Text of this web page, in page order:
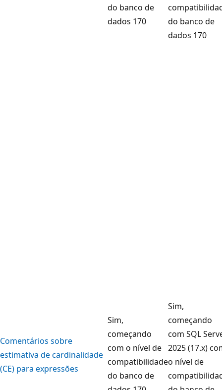
do banco de
dados 170
do banco de
dados 170
Comentários sobre
estimativa de cardinalidade
(CE) para expressões
Sim,
começando
com o nível de
compatibilidade
do banco de
Sim,
começando
com SQL
2025 (17.x)
o nível de